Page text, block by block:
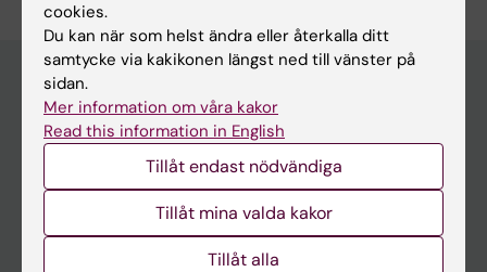
Huvudmeny
Forskarutbildning
Forskning
cookies.
Du kan när som helst ändra eller återkalla ditt
samtycke via kakikonen längst ned till vänster på
sidan.
Mer information om våra kakor
Read this information in English
Tillåt endast nödvändiga
Tillåt mina valda kakor
Tillåt alla